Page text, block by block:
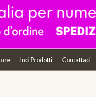
Inci Prodotti Contattaci